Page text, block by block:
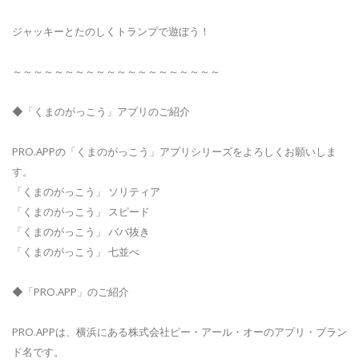
ジャッキーとたのしくトランプで遊ぼう！
～～～～～～～～～～～～～～～～～～～～
◆「くまのがっこう」アプリのご紹介
PRO.APPの「くまのがっこう」アプリシリーズをよろしくお願いしま
す。
「くまのがっこう」 ソリティア
「くまのがっこう」 スピード
「くまのがっこう」 ババ抜き
「くまのがっこう」 七並べ
◆「PRO.APP」のご紹介
PRO.APPは、横浜にある株式会社ピー・アール・オーのアプリ・ブラン
ド名です。